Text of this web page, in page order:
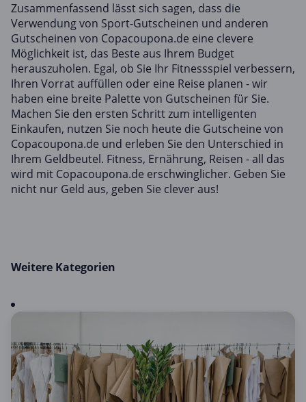
Zusammenfassend lässt sich sagen, dass die
Verwendung von Sport-Gutscheinen und anderen
Gutscheinen von Copacoupona.de eine clevere
Möglichkeit ist, das Beste aus Ihrem Budget
herauszuholen. Egal, ob Sie Ihr Fitnessspiel verbessern,
Ihren Vorrat auffüllen oder eine Reise planen - wir
haben eine breite Palette von Gutscheinen für Sie.
Machen Sie den ersten Schritt zum intelligenten
Einkaufen, nutzen Sie noch heute die Gutscheine von
Copacoupona.de und erleben Sie den Unterschied in
Ihrem Geldbeutel. Fitness, Ernährung, Reisen - all das
wird mit Copacoupona.de erschwinglicher. Geben Sie
nicht nur Geld aus, geben Sie clever aus!
Weitere Kategorien